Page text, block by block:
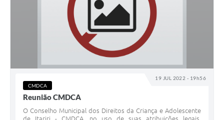
19 JUL 2022 - 19h56
CMDCA
Reunião CMDCA
O Conselho Municipal dos Direitos da Criança e Adolescente
de Itariri - CMDCA, no uso de suas atribuições legais,